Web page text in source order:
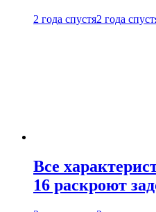
2 года спустя2 года
Все
16 раскроют